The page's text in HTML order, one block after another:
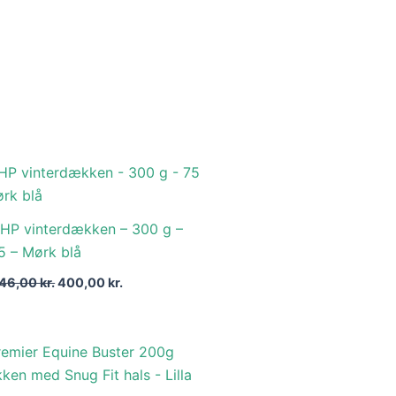
vinterdækken – 300 g –
– Mørk blå
kr.
Den
oprindelige
646,00 kr..
400,00kr.
Den
aktuelle
400,00 kr..
Den
oprindelige
pris
Den
aktuelle
pris